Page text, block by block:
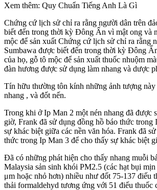
Xem thêm: Quy Chuẩn Tiếng Anh Là Gì
Chứng cứ lịch sử chỉ ra rằng người dân trên
biết đến trong thời kỳ Đông Ấn vì mật ong và
mộc để sản xuất Chứng cứ lịch sử chỉ ra rằng
Sumbawa được biết đến trong thời kỳ Đông
của họ, gỗ tô mộc để sản xuất thuốc nhuộm
đàn hương được sử dụng làm nhang và dược
Tín hữu thường tôn kính những ảnh tượng này
nhang , và đốt nến.
Trong khi ở Ip Man 2 một nén nhang đã được
giờ, Frank đã sử dụng đồng hồ báo thức trong
sự khác biệt giữa các nền văn hóa. Frank đã
thức trong Ip Man 3 để cho thấy sự khác biệt
Đã có những phát hiện cho thấy nhang muỗi
Malaysia sản sinh khói PM2.5 (các hạt bụi
μm hoặc nhỏ hơn) nhiều như đốt 75-137 điếu
thải formaldehyd tương ứng với 51 điếu thuốc